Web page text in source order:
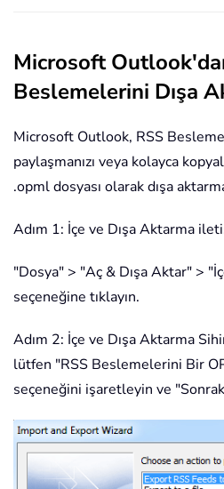
Microsoft
Beslemelerini Dışa
Microsoft Outlook, RSS
paylaşmanızı veya kolayca
.opml dosyası olarak dışa
Adım 1: İçe ve Dışa Aktarma
"Dosya" > "Aç & Dışa Aktar" >
seçeneğine tıklayın.
Adım 2: İçe ve Dışa Aktarma
lütfen "RSS Beslemelerini Bir
seçeneğini işaretleyin ve